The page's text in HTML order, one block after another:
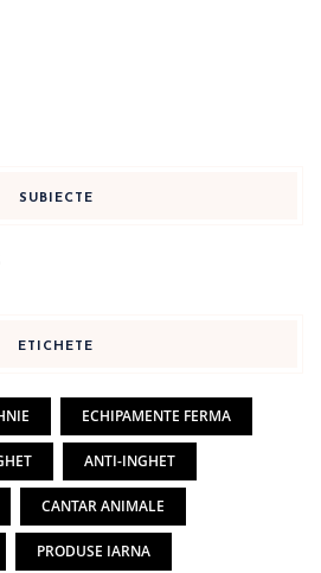
SUBIECTE
ETICHETE
ECHIPAMENTE FERMA
ANTI-INGHET
CANTAR ANIMALE
PRODUSE IARNA